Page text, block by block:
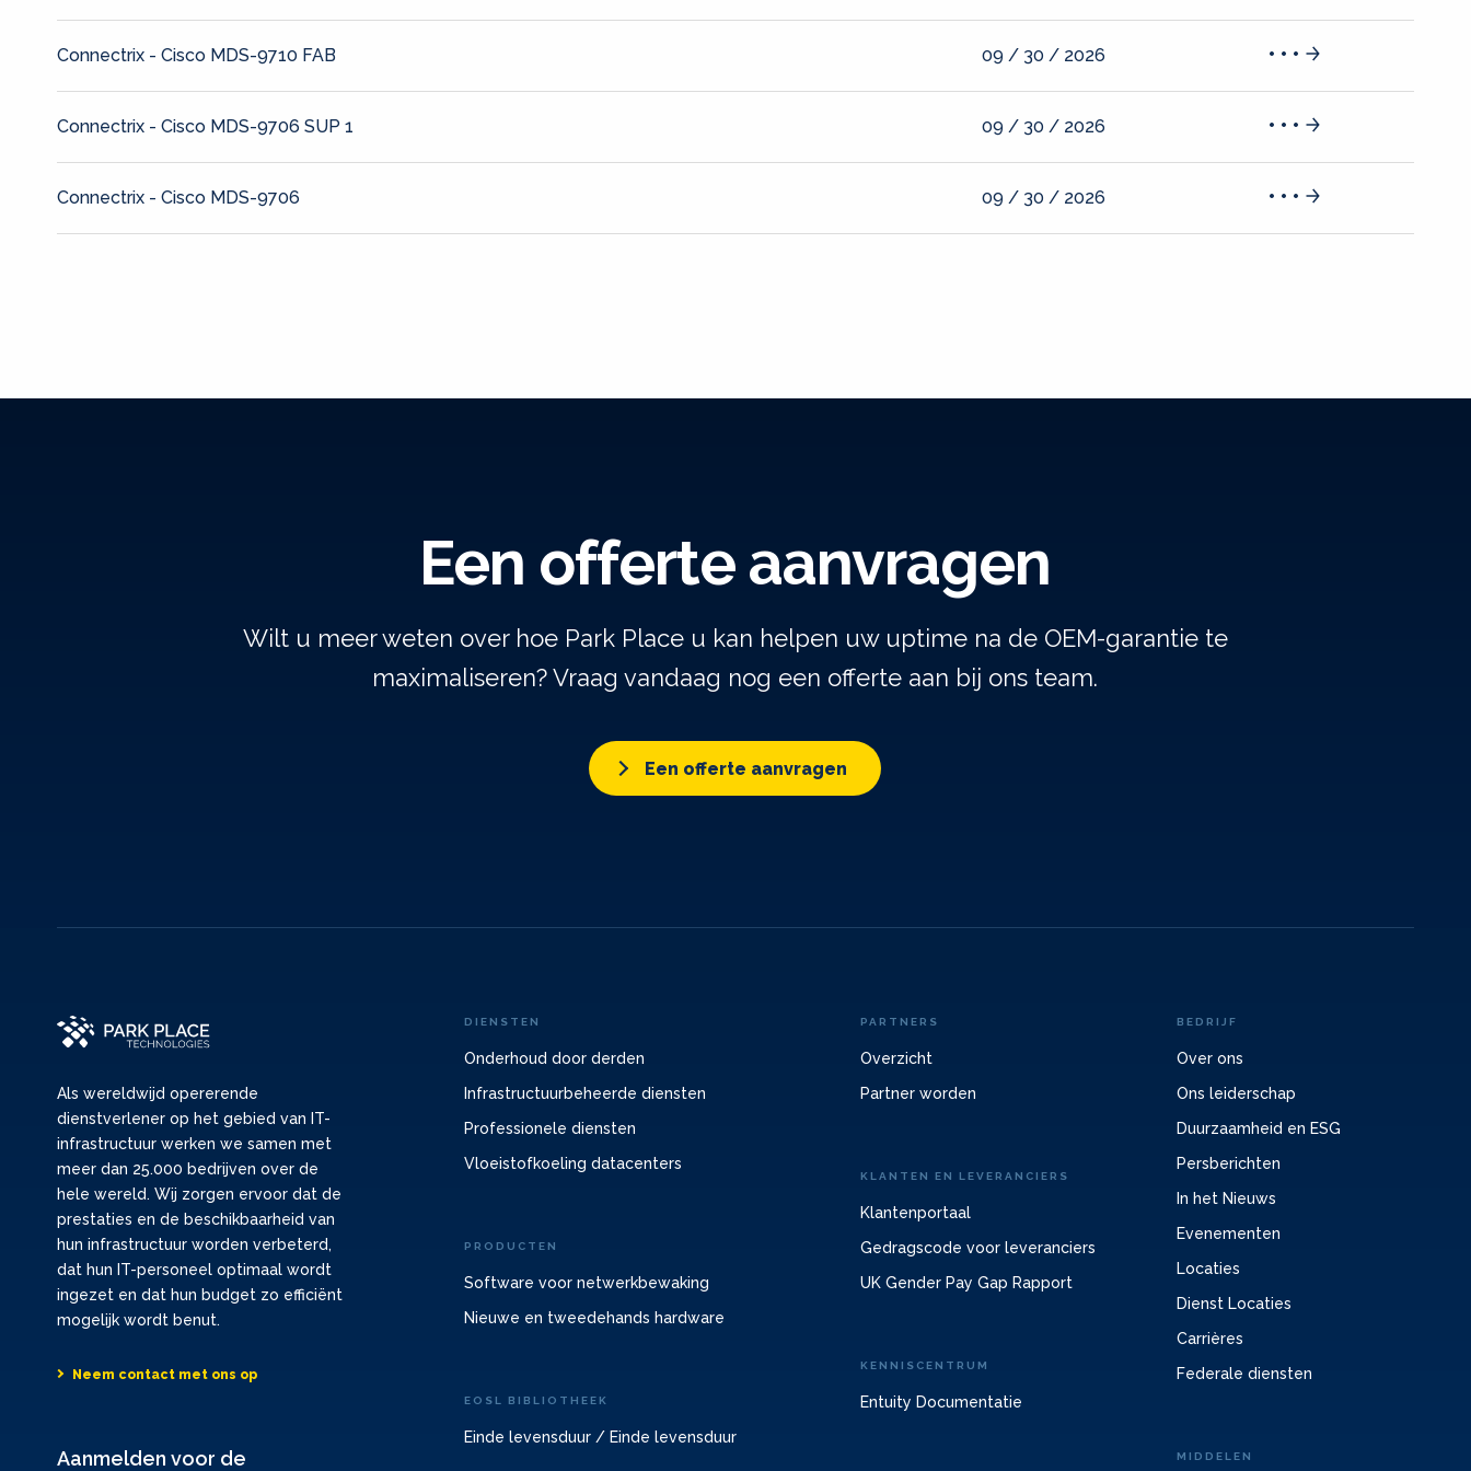
Connectrix - Cisco MDS-9710 FAB 09 / 30 / 2026
Connectrix - Cisco MDS-9706 SUP 1 09 / 30 / 2026
Connectrix - Cisco MDS-9706 09 / 30 / 2026
Een offerte aanvragen
Wilt u meer weten over hoe Park Place u kan helpen uw uptime na de OEM-garantie te
maximaliseren? Vraag vandaag nog een offerte aan bij ons team.
Een offerte aanvragen
Als wereldwijd opererende
dienstverlener op het gebied van IT-
infrastructuur werken we samen met
meer dan 25.000 bedrijven over de
hele wereld. Wij zorgen ervoor dat de
prestaties en de beschikbaarheid van
hun infrastructuur worden verbeterd,
dat hun IT-personeel optimaal wordt
ingezet en dat hun budget zo efficiënt
mogelijk wordt benut.
Neem contact met ons op
Aanmelden voor de
DIENSTEN
Onderhoud door derden
Infrastructuurbeheerde diensten
Professionele diensten
Vloeistofkoeling datacenters
PRODUCTEN
Software voor netwerkbewaking
Nieuwe en tweedehands hardware
EOSL BIBLIOTHEEK
Einde levensduur / Einde levensduur
PARTNERS
Overzicht
Partner worden
KLANTEN EN LEVERANCIERS
Klantenportaal
Gedragscode voor leveranciers
UK Gender Pay Gap Rapport
KENNISCENTRUM
Entuity Documentatie
BEDRIJF
Over ons
Ons leiderschap
Duurzaamheid en ESG
Persberichten
In het Nieuws
Evenementen
Locaties
Dienst Locaties
Carrières
Federale diensten
MIDDELEN